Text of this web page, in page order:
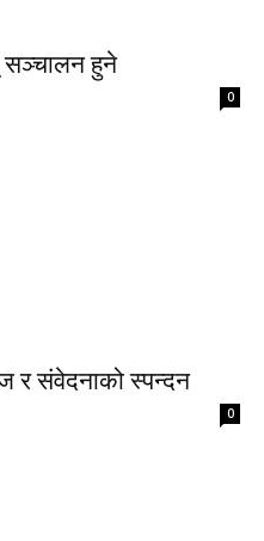
सञ्चालन हुने
0
र संवेदनाको स्पन्दन
0